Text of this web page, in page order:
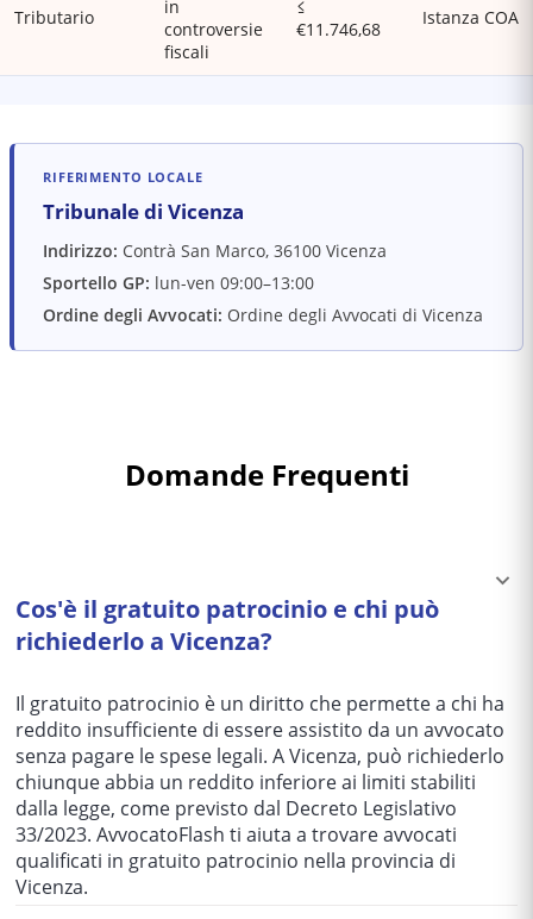
Tributario
in
controversie
fiscali
≤
€11.746,68
Istanza COA
RIFERIMENTO LOCALE
Tribunale di Vicenza
Indirizzo: Contrà San Marco, 36100 Vicenza
Sportello GP: lun-ven 09:00–13:00
Ordine degli Avvocati: Ordine degli Avvocati di Vicenza
Domande Frequenti
Cos'è il gratuito patrocinio e chi può
richiederlo a Vicenza?
Il gratuito patrocinio è un diritto che permette a chi ha
reddito insufficiente di essere assistito da un avvocato
senza pagare le spese legali. A Vicenza, può richiederlo
chiunque abbia un reddito inferiore ai limiti stabiliti
dalla legge, come previsto dal Decreto Legislativo
33/2023. AvvocatoFlash ti aiuta a trovare avvocati
qualificati in gratuito patrocinio nella provincia di
Vicenza.